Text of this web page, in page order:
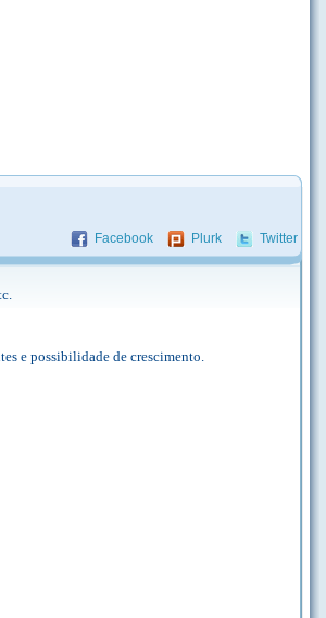
Facebook Plurk Twitter
e possibilidade de crescimento.